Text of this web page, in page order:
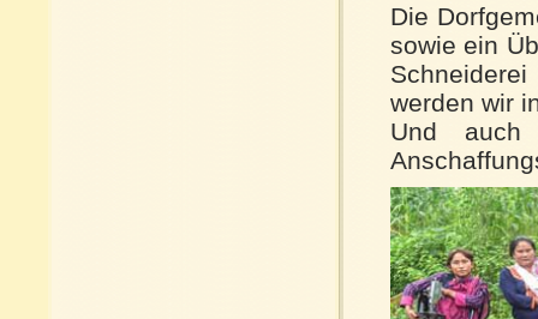
Die
sowie ein
werden wir
Und